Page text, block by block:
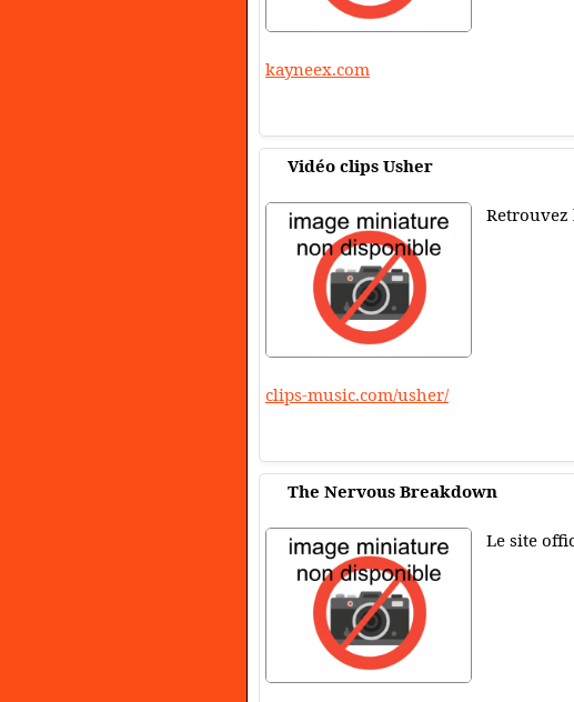
kayneex.com
Vidéo clips Usher
Retrouvez
clips-music.com/usher/
The Nervous Breakdown
Le site